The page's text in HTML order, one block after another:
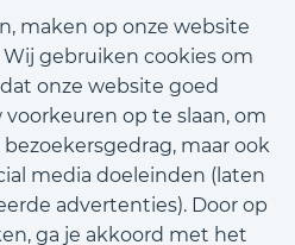
maken op onze website
gebruiken cookies om
onze website goed
op te slaan, om
maar ook
media doeleinden (laten
advertenties). Door op
ga je akkoord met het